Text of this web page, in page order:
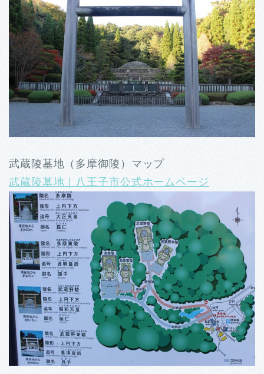
武蔵陵墓地（多摩御陵）マップ
武蔵陵墓地｜八王子市公式ホームページ